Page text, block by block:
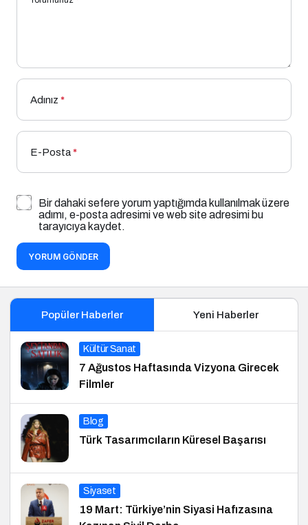
Adınız *
E-Posta*
Bir dahaki sefere yorum yaptığımda kullanılmak üzere
adımı, e-posta adresimi ve web site adresimi bu
tarayıcıya kaydet.
YORUM GÖNDER
Popüler Haberler Yeni Haberler
Kültür Sanat
7 Ağustos Haftasında Vizyona Girecek
Filmler
Blog
Türk Tasarımcıların Küresel Başarısı
Siyaset
19 Mart: Türkiye’nin Siyasi Hafızasına